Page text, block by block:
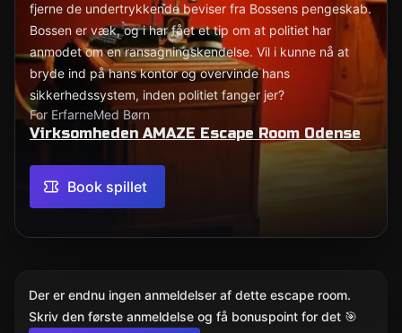
fjerne de undertrykkende beviser fra Bossens pengeskab.
Bossen er væk, og i har fået et tip om at politiet har
anmodet om en ransagningskendelse. Vil i kunne nå at
bryde ind på hans kontor og overvinde hans
sikkerhedssystem, inden politiet fanger jer?
For ErfarneMed Børn
Virksomheden AMAZE Escape Room Odense
Book spillet
Der er endnu ingen anmeldelser af dette escape room.
Skriv den første anmeldelse og få bonuspoint for det 🎯